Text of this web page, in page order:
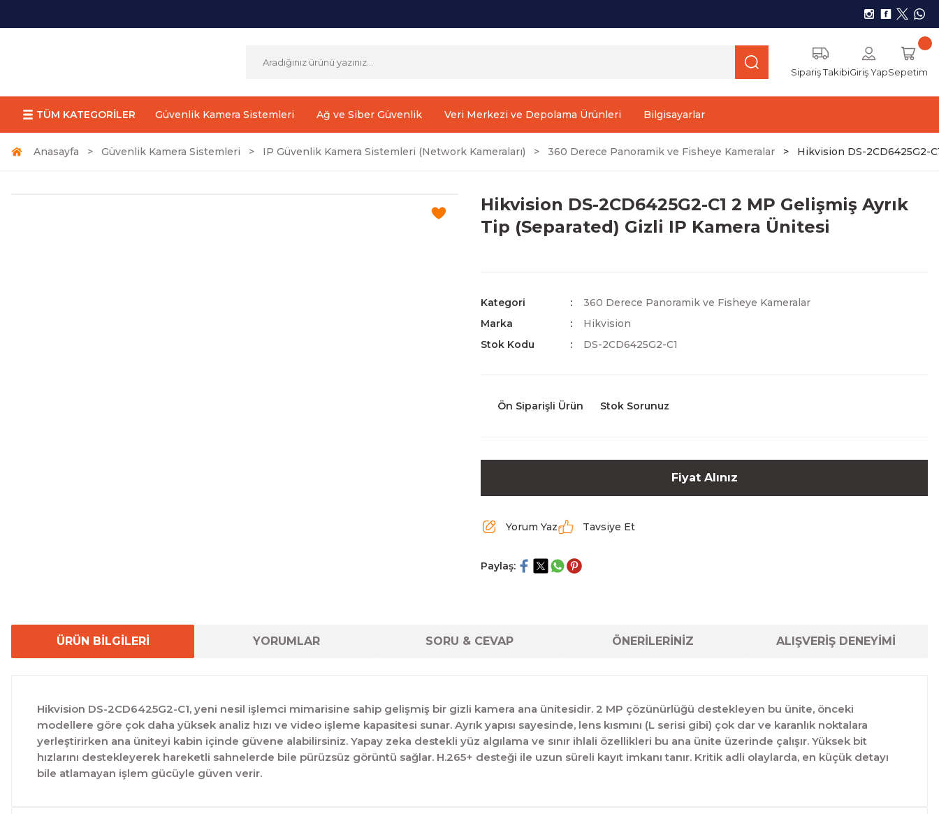
Sipariş TakibiGiriş YapSepetim
TÜM KATEGORİLER Güvenlik Kamera Sistemleri Ağ ve Siber Güvenlik Veri Merkezi ve Depolama Ürünleri Bilgisayarlar
Anasayfa Güvenlik Kamera Sistemleri IP Güvenlik Kamera Sistemleri (Network Kameraları) 360 Derece Panoramik ve Fisheye Kameralar Hikvision DS-2CD6425G2-
Hikvision DS-2CD6425G2-C1 2 MP Gelişmiş Ayrık
Tip (Separated) Gizli IP Kamera Ünitesi
Kategori
360 Derece Panoramik ve Fisheye Kameralar
Marka
Hikvision
Stok Kodu
DS-2CD6425G2-C1
Ön Siparişli Ürün Stok Sorunuz
Fiyat Alınız
Yorum Yaz Tavsiye Et
Paylaş:
ÜRÜN BİLGİLERİ YORUMLAR SORU & CEVAP ÖNERİLERİNİZ ALIŞVERİŞ DENEYİMİ
Hikvision DS-2CD6425G2-C1, yeni nesil işlemci mimarisine sahip gelişmiş bir gizli kamera ana ünitesidir. 2 MP çözünürlüğü destekleyen bu ünite, önceki
modellere göre çok daha yüksek analiz hızı ve video işleme kapasitesi sunar. Ayrık yapısı sayesinde, lens kısmını (L serisi gibi) çok dar ve karanlık noktalara
yerleştirirken ana üniteyi kabin içinde güvene alabilirsiniz. Yapay zeka destekli yüz algılama ve sınır ihlali özellikleri bu ana ünite üzerinde çalışır. Yüksek bit
hızlarını destekleyerek hareketli sahnelerde bile pürüzsüz görüntü sağlar. H.265+ desteği ile uzun süreli kayıt imkanı tanır. Kritik adli olaylarda, en küçük detayı
bile atlamayan işlem gücüyle güven verir.